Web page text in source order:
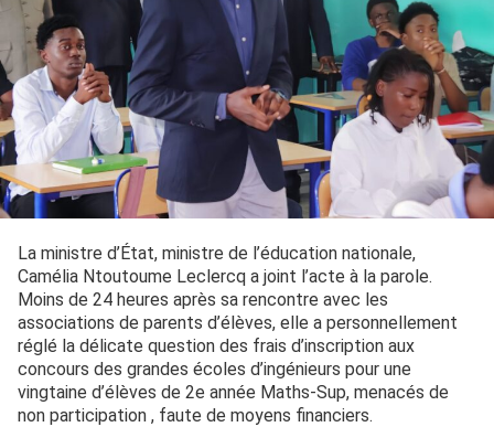
La ministre d’État, ministre de l’éducation nationale,
Camélia Ntoutoume Leclercq a joint l’acte à la parole.
Moins de 24 heures après sa rencontre avec les
associations de parents d’élèves, elle a personnellement
réglé la délicate question des frais d’inscription aux
concours des grandes écoles d’ingénieurs pour une
vingtaine d’élèves de 2e année Maths-Sup, menacés de
non participation , faute de moyens financiers.